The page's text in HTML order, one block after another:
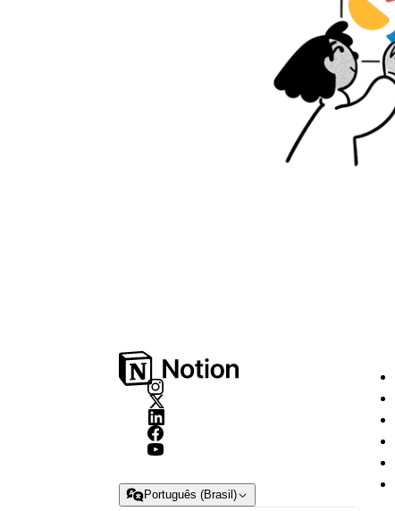
Português (Brasil)